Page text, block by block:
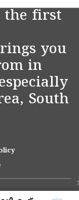
the first
you
in
South